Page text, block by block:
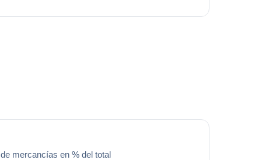
de mercancías en % del total